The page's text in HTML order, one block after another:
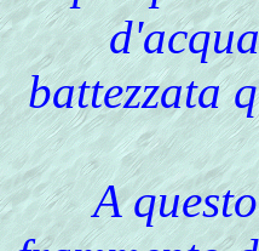
battezzata
A